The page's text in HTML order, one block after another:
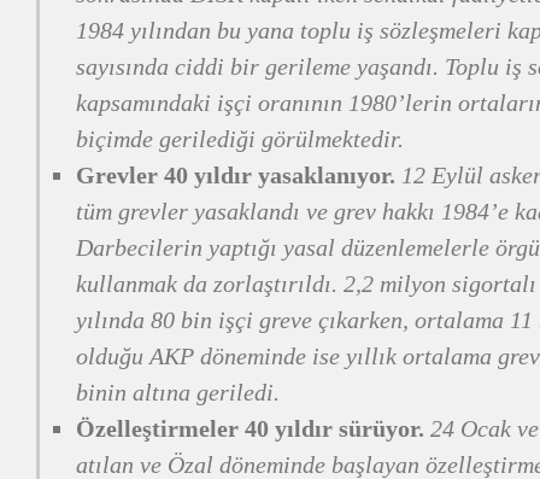
1984 yılından bu yana toplu iş sözleşmeleri
sayısında ciddi bir gerileme yaşandı. Toplu iş
kapsamındaki işçi oranının 1980’lerin
biçimde gerilediği görülmektedir.
Grevler 40 yıldır yasaklanıyor. 12 Eylül
tüm grevler yasaklandı ve grev hakkı 1984’e
Darbecilerin yaptığı yasal düzenlemelerle
kullanmak da zorlaştırıldı. 2,2 milyon
yılında 80 bin işçi greve çıkarken, ortalama
olduğu AKP döneminde ise yıllık ortalama
binin altına geriledi.
Özelleştirmeler 40 yıldır sürüyor. 24 Ocak
atılan ve Özal döneminde başlayan